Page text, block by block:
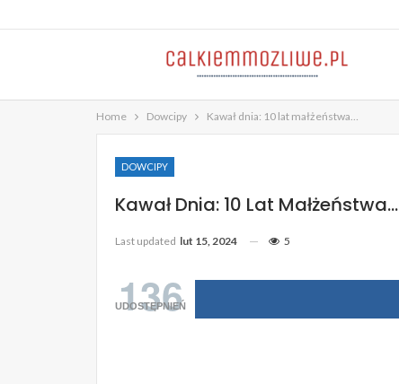
Home Dowcipy Kawał dnia: 10 lat małżeństwa…
DOWCIPY
Kawał Dnia: 10 Lat Małżeństwa…
Last updated lut 15, 2024 5
136
UDOSTĘPNIEŃ